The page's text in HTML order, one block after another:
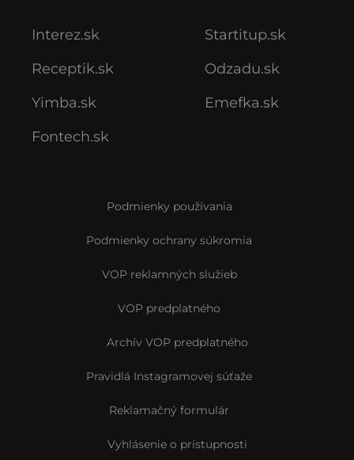
Interez.sk
Receptik.sk
Yimba.sk
Fontech.sk
Startitup.sk
Odzadu.sk
Emefka.sk
Podmienky používania
Podmienky ochrany súkromia
VOP reklamných služieb
VOP predplatného
Archív VOP predplatného
Pravidlá Instagramovej súťaže
Reklamačný formulár
Vyhlásenie o prístupnosti